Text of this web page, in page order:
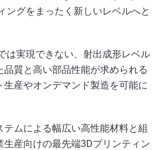
ングをまったく新しいレベルへと
は実現できない、射出成形レベル
質と高い部品性能が求められる
産やオンデマンド製造を可能に
ムによる幅広い高性能材料と組
産向けの最先端3Dプリンティン